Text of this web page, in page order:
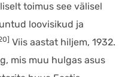
toimus see välisel
loovisikud ja
Viis aastat hiljem, 1932.
mis muu hulgas asus